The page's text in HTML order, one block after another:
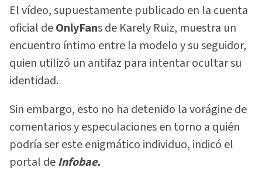
El vídeo, supuestamente publicado en la cuenta
oficial deOnlyFans de Karely Ruiz, muestra un
encuentro íntimo entre la modelo y su seguidor,
quien utilizó un antifaz para intentar ocultar su
identidad.
Sin embargo, esto no ha detenido la vorágine de
comentarios y especulaciones en torno a quién
podría ser este enigmático individuo, indicó el
portal deInfobae.